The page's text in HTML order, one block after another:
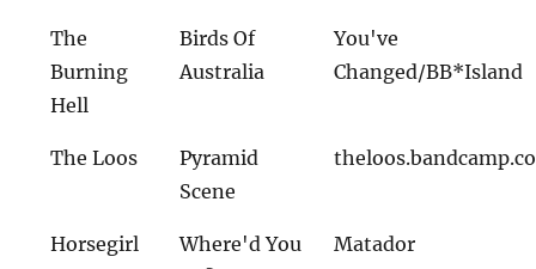
The
Burning
Hell
Birds Of
Australia
You've
Changed/BB*Island
The Loos
Pyramid
Scene
Horsegirl
Where'd You
Matador